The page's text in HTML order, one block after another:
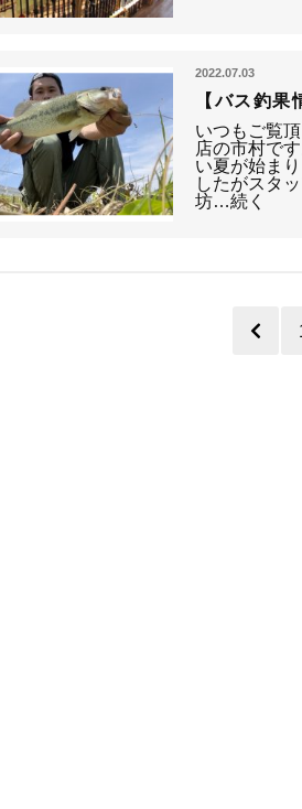
2022.07.03
【バス釣
いつもご覧
店の市村で
い夏が始ま
したがスタ
坊…続く